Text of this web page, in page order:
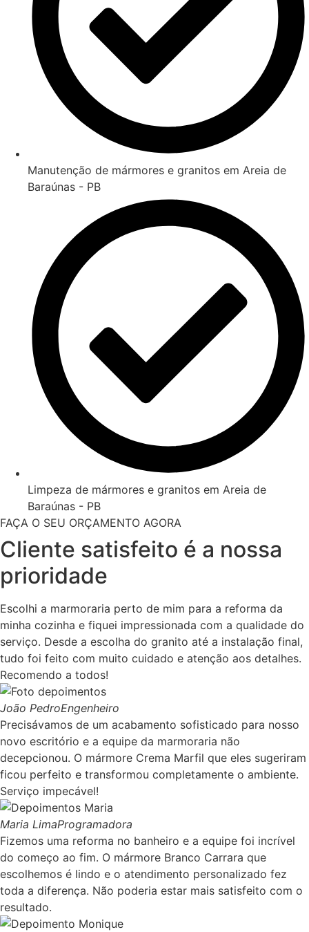
Manutenção de mármores e granitos em Areia de
Baraúnas - PB
Limpeza de mármores e granitos em Areia de
Baraúnas - PB
FAÇA O SEU ORÇAMENTO AGORA
Cliente satisfeito é a nossa
prioridade
Escolhi a marmoraria perto de mim para a reforma da
minha cozinha e fiquei impressionada com a qualidade do
serviço. Desde a escolha do granito até a instalação final,
tudo foi feito com muito cuidado e atenção aos detalhes.
Recomendo a todos!
João PedroEngenheiro
Precisávamos de um acabamento sofisticado para nosso
novo escritório e a equipe da marmoraria não
decepcionou. O mármore Crema Marfil que eles sugeriram
ficou perfeito e transformou completamente o ambiente.
Serviço impecável!
Maria LimaProgramadora
Fizemos uma reforma no banheiro e a equipe foi incrível
do começo ao fim. O mármore Branco Carrara que
escolhemos é lindo e o atendimento personalizado fez
toda a diferença. Não poderia estar mais satisfeito com o
resultado.